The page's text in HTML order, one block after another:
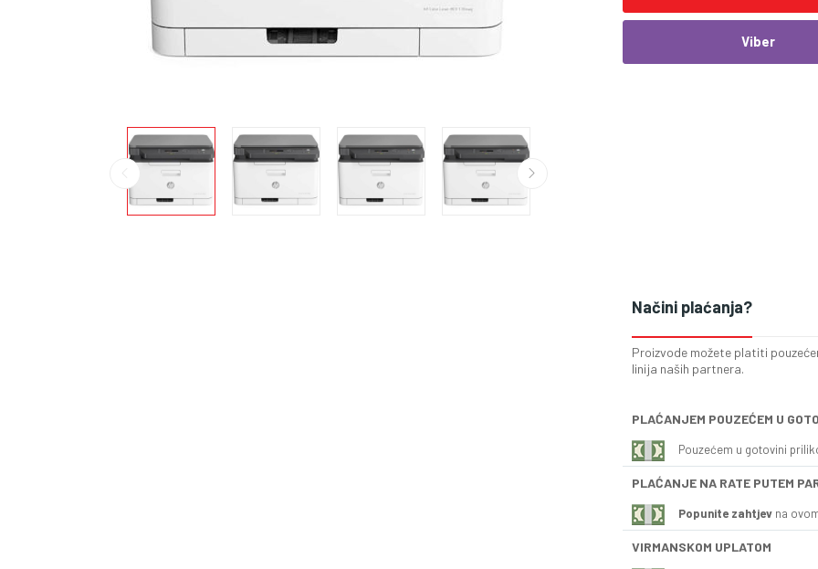
Viber
Načini plaćanja?
Proizvode možete platiti
linija naših partnera.
PLAĆANJEM POUZEĆEM U
Pouzećem u gotovini
PLAĆANJE NA RATE PUTEM
Popunite zahtjev na
VIRMANSKOM UPLATOM